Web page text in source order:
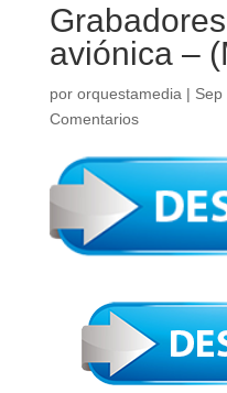
aviónica –
por orquestamedia | Sep
Comentarios